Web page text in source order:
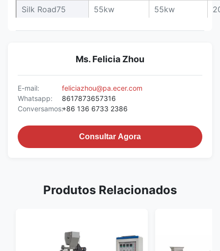
Silk Road75 55kw 55kw
Ms. Felicia Zhou
E-mail:
feliciazhou@pa.ecer.com
Whatsapp:
8617873657316
Conversamos:+86 136 6733 2386
Consultar Agora
Produtos Relacionados